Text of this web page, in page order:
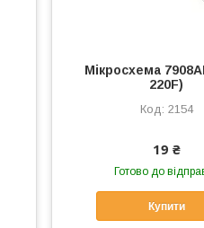
Мікросхема
220F)
2154
19 ₴
Готово до
Купити